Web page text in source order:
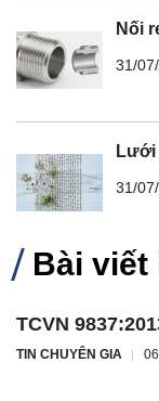
Nối
31/
Lưới
31/
Bài viết
TCVN
TIN CHUYÊN GIA